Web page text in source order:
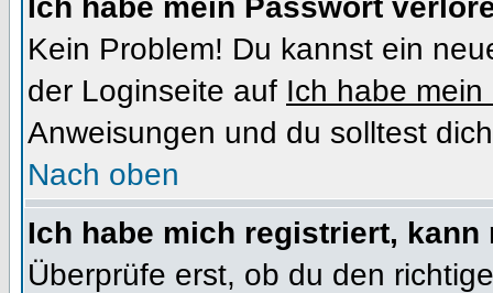
Kein Problem! Du kannst ein
der Loginseite auf Ich habe
Anweisungen und du solltest
Nach oben
Ich habe mich registriert,
Überprüfe erst, ob du den